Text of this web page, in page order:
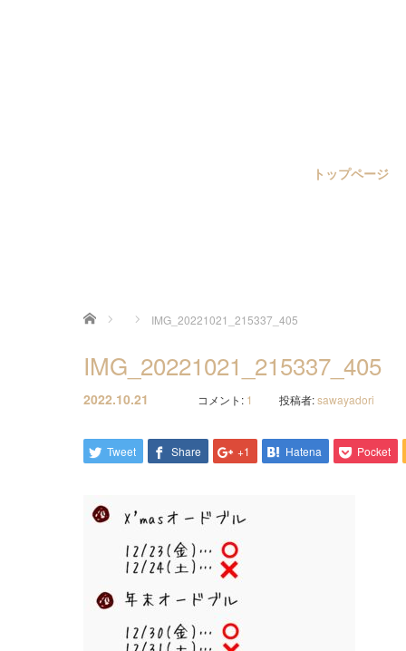
トップページ
ホーム IMG_20221021_215337_405
IMG_20221021_215337_405
2022.10.21 コメント: 1 投稿者:sawayadori
Tweet Share +1 Hatena Pocket